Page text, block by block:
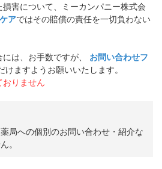
害について、ミーカンパニー株式会
アではその賠償の責任を一切負わない
は、お手数ですが、
お問い合わせフ
けますようお願いいたします。
りません
局への個別のお問い合わせ・紹介な
。